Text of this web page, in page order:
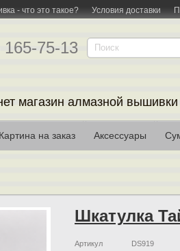
- что это такое? Условия доставки
магазин алмазной вышивки
165-75-13
Картина на заказ Аксессуары
Шкатулка
Артикул
DS919